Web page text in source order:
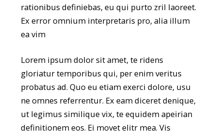
rationibus definiebas, eu qui purto zril laoreet.
Ex error omnium interpretaris pro, alia illum
ea vim
Lorem ipsum dolor sit amet, te ridens
gloriatur temporibus qui, per enim veritus
probatus ad. Quo eu etiam exerci dolore, usu
ne omnes referrentur. Ex eam diceret denique,
ut legimus similique vix, te equidem apeirian
definitionem eos. Ei movet elitr mea. Vis